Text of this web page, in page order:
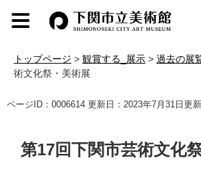
す
し
トップページ > 観賞する_展示 > 過去の展
術文化祭・美術展
本
ページID：0006614 更新日：2023年7月31日更新
第17回下関市芸術文化